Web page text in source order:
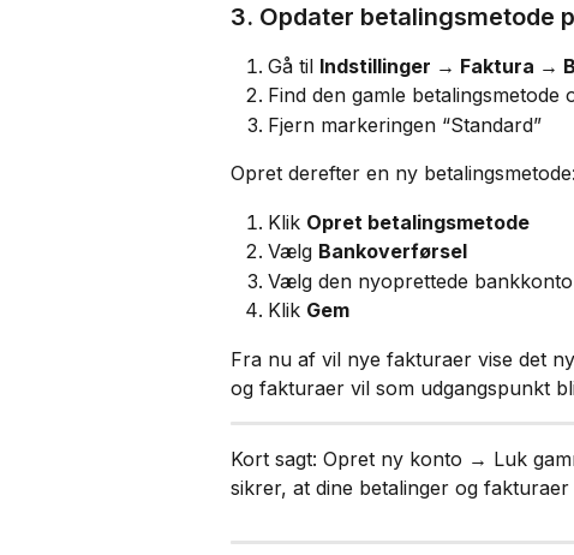
3. Opdater betalingsmetode
Gå til Indstillinger → Faktura →
Find den gamle betalingsmetode
Fjern markeringen “Standard”
Opret derefter en ny betalingsmetode:
Klik Opret betalingsmetode
Vælg Bankoverførsel
Vælg den nyoprettede bankkonto
Klik Gem
Fra nu af vil nye fakturaer vise det
og fakturaer vil som udgangspunkt
Kort sagt: Opret ny konto → Luk
sikrer, at dine betalinger og